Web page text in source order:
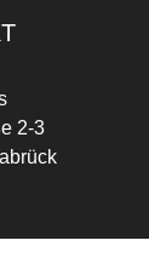
2-3